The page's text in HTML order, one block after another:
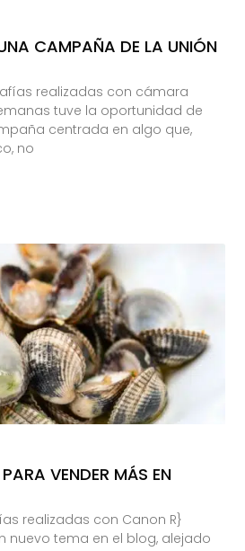
CAMPAÑA DE LA UNIÓN
realizadas con cámara
tuve la oportunidad de
centrada en algo que,
no
VENDER MÁS EN
realizadas con Canon R}
nuevo tema en el blog, alejado